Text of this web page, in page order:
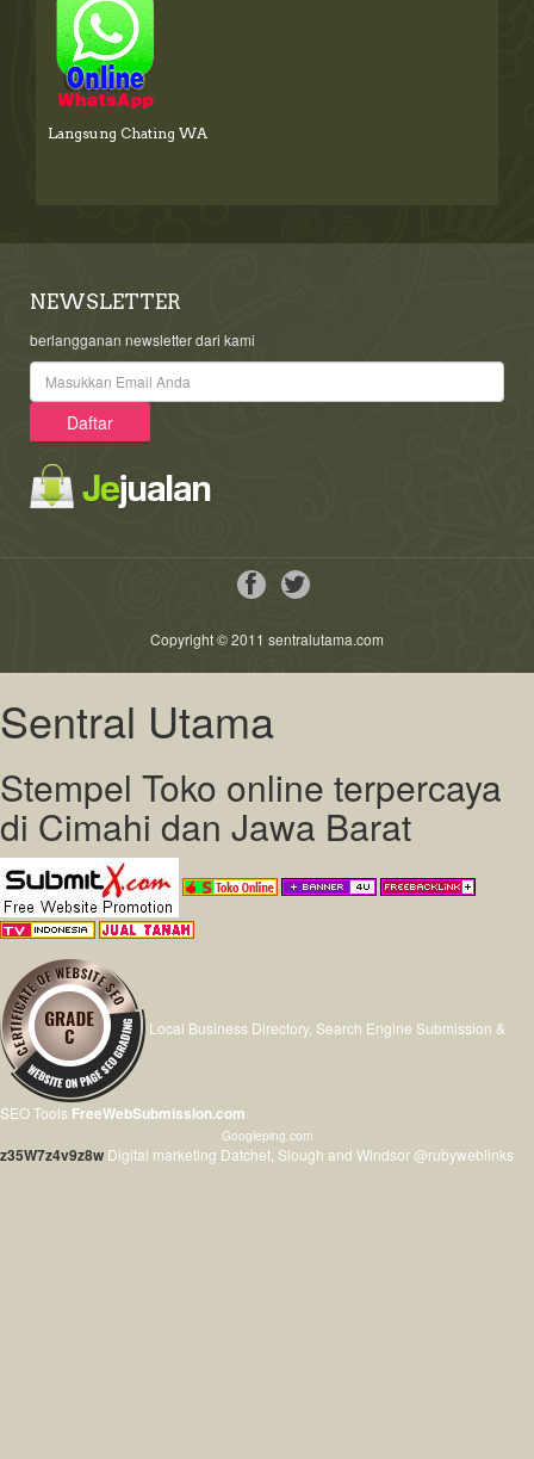
Langsung Chating WA
NEWSLETTER
berlangganan newsletter dari kami
Copyright © 2011 sentralutama.com
Sentral Utama
Stempel Toko online terpercaya
di Cimahi dan Jawa Barat
Local Business Directory, Search Engine Submission &
SEO Tools FreeWebSubmission.com
Googleping.com
z35W7z4v9z8w Digital marketing Datchet, Slough and Windsor @rubyweblinks